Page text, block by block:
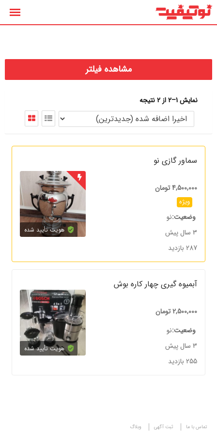
پرش
مشاهده فیلتر
نمایش 1–2 از 2 نتیجه
سماور گازی نو
4,500,000تومان
ویژه
وضعیت نو
3 سال پیش
287 بازدید
هویت تأیید شده
آبمیوه گیری چهار کاره بوش
2,500,000تومان
وضعیت نو
3 سال پیش
255 بازدید
هویت تأیید شده
تماس با ما ثبت آگهی وبلاگ